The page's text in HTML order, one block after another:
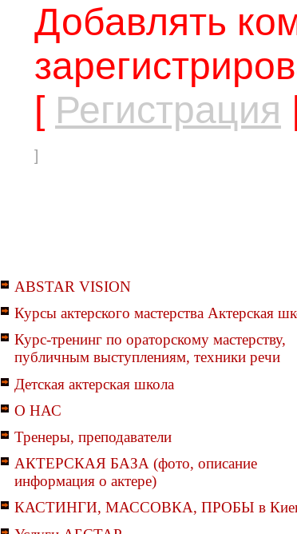
Добавлять
[ Регистрация
]
ABSTAR VISION
Курсы актерского мастерства Актерская
Курс-тренинг по ораторскому мастерству,
публичным выступлениям, техники речи
Детская актерская школа
О НАС
Тренеры, преподаватели
АКТЕРСКАЯ БАЗА (фото, описание
информация о актере)
КАСТИНГИ, МАССОВКА, ПРОБЫ в